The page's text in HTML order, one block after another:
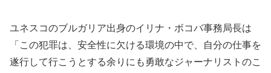
ユネスコのブルガリア出身のイリナ・ボコバ事務局長は
「この犯罪は、安全性に欠ける環境の中で、自分の仕事を
遂行して行こうとする余りにも勇敢なジャーナリストのこ